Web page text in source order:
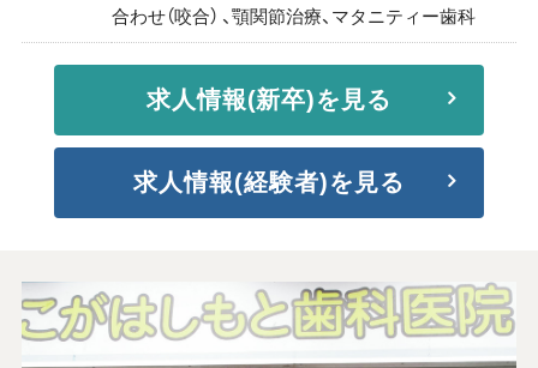
合わせ（咬合） 、顎関節治療、マタニティー歯科
求人情報(新卒)を見る
求人情報(経験者)を見る